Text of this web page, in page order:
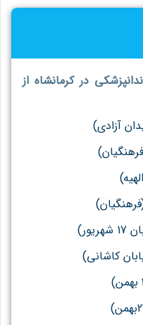
دندانپزشکی در کرمانشاه از
آزادی)
کاشانی)